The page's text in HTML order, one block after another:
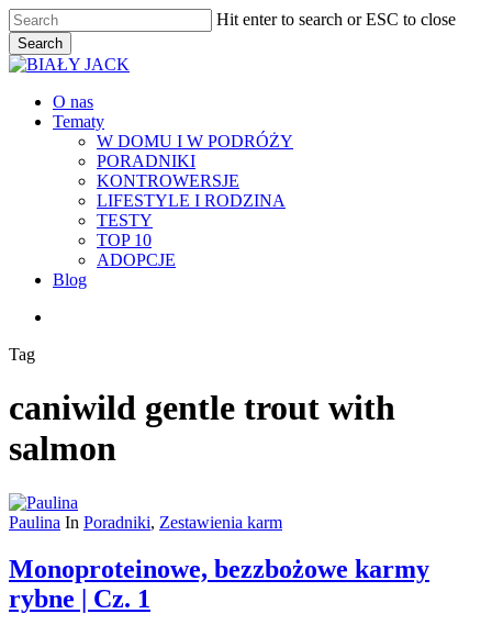
Skip
to
main
content
Hit enter to search or ESC to close
Search
Close
Menu
O nas
Tematy
W DOMU I W PODRÓŻY
PORADNIKI
KONTROWERSJE
LIFESTYLE I RODZINA
TESTY
TOP 10
ADOPCJE
Blog
Tag
caniwild gentle trout with
salmon
Paulina In Poradniki, Zestawienia karm
Monoproteinowe, bezzbożowe karmy
rybne | Cz. 1